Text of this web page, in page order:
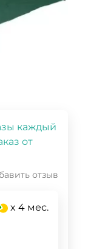
каждый
от
отзыв
x 4 мес.